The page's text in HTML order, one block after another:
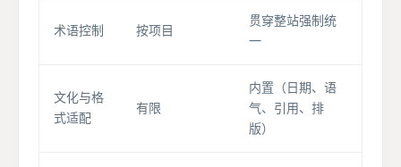
术语控制 按项目
贯穿整站强制统
一
文化与格
式适配
有限
内置（日期、语
气、引用、排
版）